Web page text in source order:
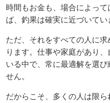
時間もお金も、場合によっ
ば、釣果は確実に近づいてい
ただ、それをすべての人に
ります。仕事や家庭があり
いる中で、常に最適解を選
せん。
だからこそ、多くの人は限